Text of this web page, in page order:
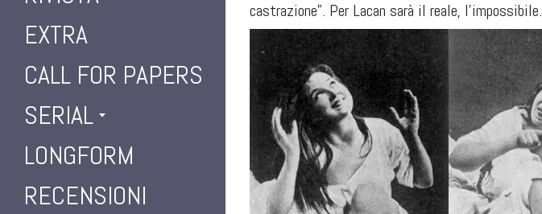
EXTRA
CALL FOR PAPERS
SERIAL
LONGFORM
RECENSIONI
castrazione”. Per Lacan sarà il reale, l’impossibile.